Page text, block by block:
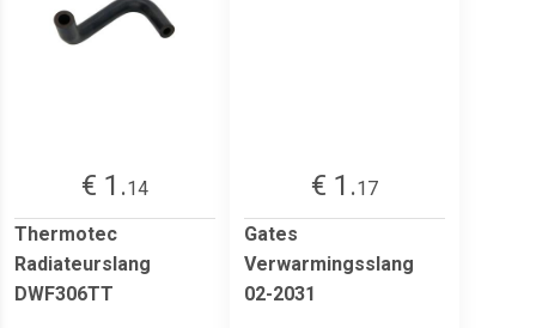
€ 1.14
Thermotec
Radiateurslang
DWF306TT
€ 1.17
Gates
Verwarmingsslang
02-2031